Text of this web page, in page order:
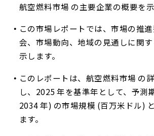
航空燃料市場 の主要企業の概要を示
この市場レポートでは、市場の推
会、市場動向、地域の見通しに関
示します。
このレポートは、航空燃料市場 の
し、2025 年を基準年として、予測
2034 年) の市場規模 (百万米ドル)
ます。